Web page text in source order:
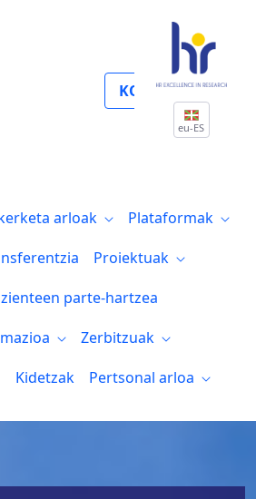
KOLABORATU
eu-ES
arloak
Plataformak
Proiektuak
parte-hartzea
Zerbitzuak
Kidetzak Pertsonal arloa